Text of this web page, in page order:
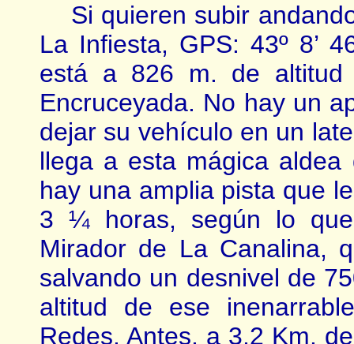
Si quieren subir
La Infiesta, GPS: 43º 8’
está a 826 m. de
Encruceyada. No hay un
dejar su vehículo en un
llega a esta mágica
hay una amplia pista que
3 ¼ horas, según lo
Mirador de La Canalina,
salvando un desnivel de
altitud de ese
Redes. Antes, a 3,2 Km.